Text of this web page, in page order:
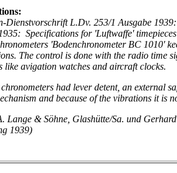
Dienstvorschrift L.Dv. 253/1 Ausgabe
Specifications for 'Luftwaffe'
'Bodenchronometer BC 1010'
The control is done with the radio time
like avigation watches and aircraft clocks.
had lever detent, an external
and because of the vibrations it is
Lange & Söhne, Glashütte/Sa. und
1939)